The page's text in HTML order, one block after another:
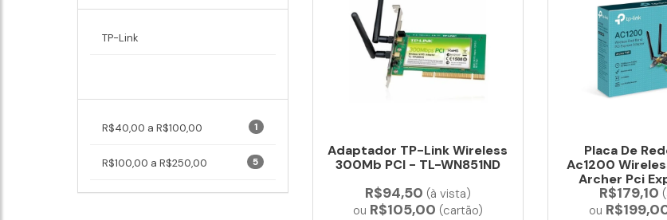
TP-Link
R$40,00 a R$100,00 1
R$100,00 a R$250,00 5
Adaptador TP-Link Wireless
300Mb PCI - TL-WN851ND
R$94,50 (à vista)
ou R$105,00 (cartão)
Placa De
Ac1200
Archer Pci
R$179,10
ou